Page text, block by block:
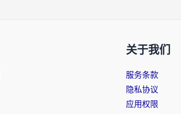
关于我们
服务条款
隐私协议
应用权限